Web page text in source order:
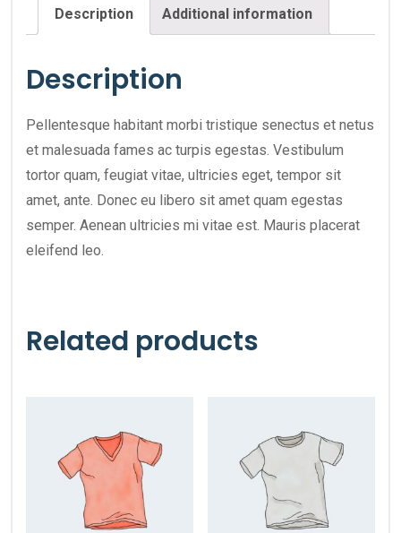
Description Additional information
Description
Pellentesque habitant morbi tristique senectus et netus
et malesuada fames ac turpis egestas. Vestibulum
tortor quam, feugiat vitae, ultricies eget, tempor sit
amet, ante. Donec eu libero sit amet quam egestas
semper. Aenean ultricies mi vitae est. Mauris placerat
eleifend leo.
Related products